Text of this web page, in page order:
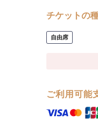
チケットの
自由席
ご利用可能